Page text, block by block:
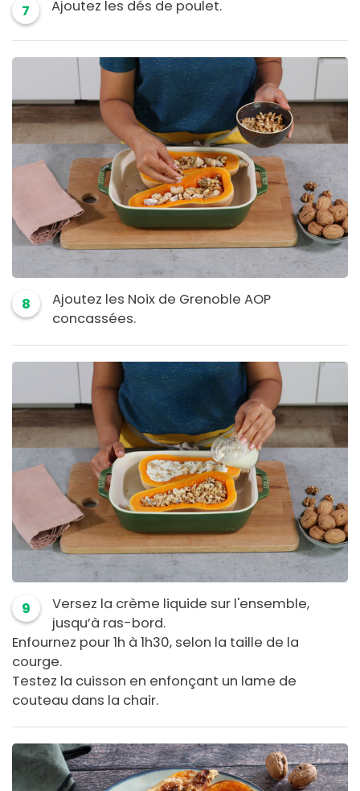
7 Ajoutez les dés de poulet.
8
Ajoutez les Noix de Grenoble AOP
concassées.
9
Versez la crème liquide sur l'ensemble,
jusqu’à ras-bord.
Enfournez pour 1h à 1h30, selon la taille de la
courge.
Testez la cuisson en enfonçant un lame de
couteau dans la chair.